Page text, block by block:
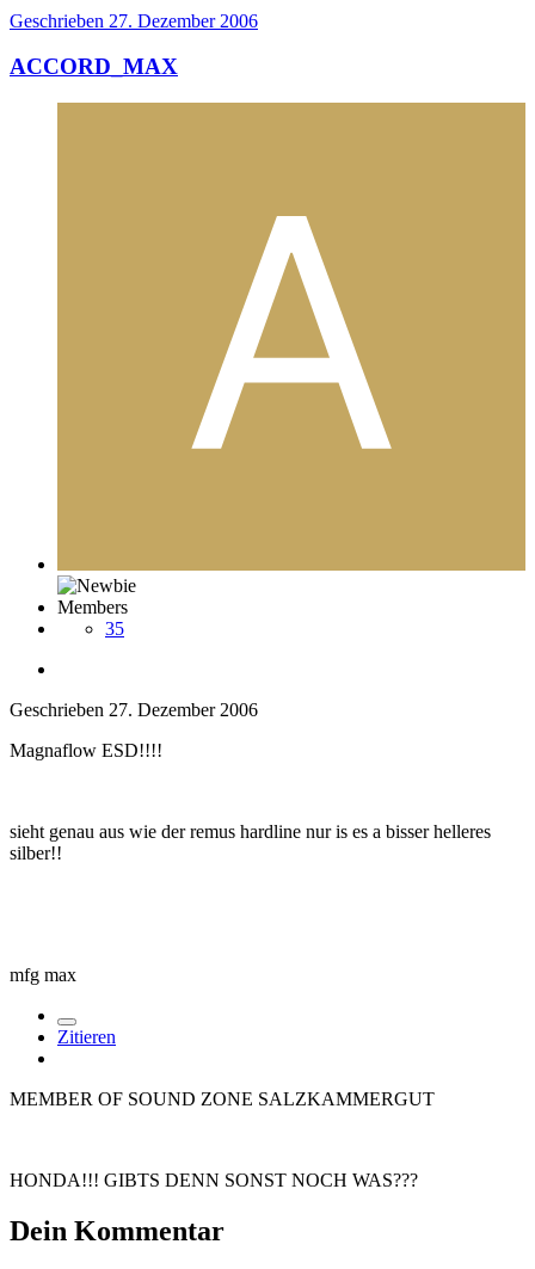
Geschrieben 27. Dezember 2006
ACCORD_MAX
Members
35
Geschrieben 27. Dezember 2006
Magnaflow ESD!!!!
sieht genau aus wie der remus hardline nur is es a bisser helleres
silber!!
mfg max
Zitieren
MEMBER OF SOUND ZONE SALZKAMMERGUT
HONDA!!! GIBTS DENN SONST NOCH WAS???
Dein Kommentar